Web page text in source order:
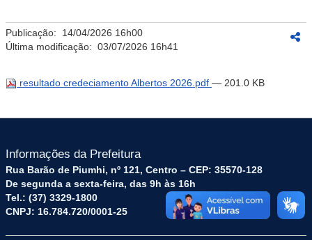
Publicação: 14/04/2026 16h00
Última modificação: 03/07/2026 16h41
resultado credeciamento Albertos 2026.pdf — 201.0 KB
Informações da Prefeitura
Rua Barão de Piumhi, nº 121, Centro – CEP: 35570-128
De segunda a sexta-feira, das 9h às 16h
Tel.: (37) 3329-1800
CNPJ: 16.784.720/0001-25